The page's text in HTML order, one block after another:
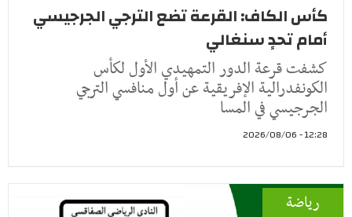
كأس الكاف: القرعة تضع الترجي الجرجيسي
أمام تحدٍ سنغالي
كشفت قرعة الدور التمهيدي الأول لكأس
الكونفدرالية الإفريقية عن أول منافسي الترجي
الجرجيسي في المسا
12:28 - 2026/08/06
رياضة